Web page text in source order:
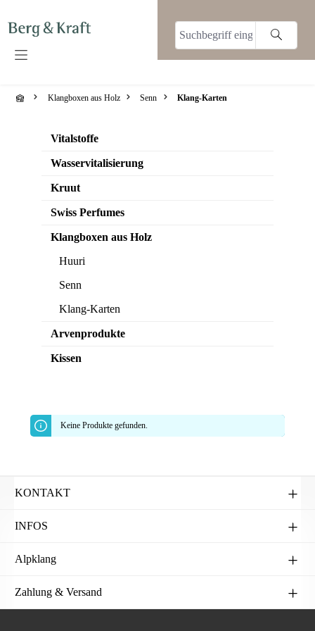
Klangboxen aus Holz Senn Klang-Karten
Vitalstoffe
Wasservitalisierung
Kruut
Swiss Perfumes
Klangboxen aus Holz
Huuri
Senn
Klang-Karten
Arvenprodukte
Kissen
Keine Produkte gefunden.
KONTAKT
INFOS
Alpklang
Zahlung & Versand